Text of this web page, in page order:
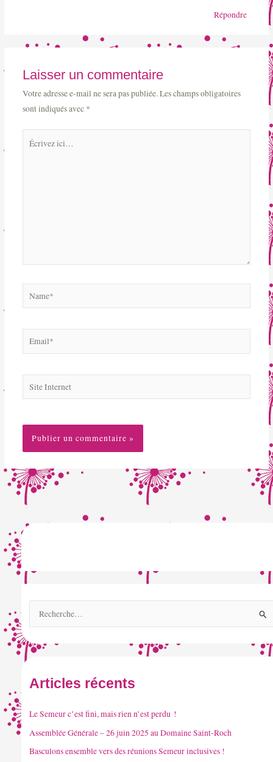
Répondre
Laisser un commentaire
Votre adresse e-mail ne sera pas publiée.Les champs obligatoires
sont indiqués avec *
Email*
Site
Internet
c
r
e
r
Articles récents
Le Semeur c’est fini, mais rien n’est perdu !
Assemblée Générale – 26 juin 2025 au Domaine Saint-Roch
Basculons ensemble vers des réunions Semeur inclusives !